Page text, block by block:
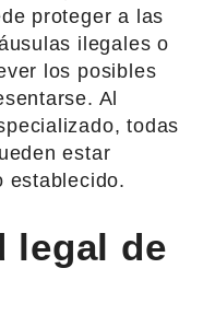
proteger a las
ilegales o
los posibles
Al
todas
estar
establecido.
legal de